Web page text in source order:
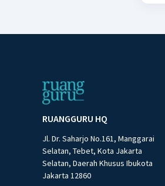
RUANGGURU HQ
Jl. Dr. Saharjo No.161, Manggarai
Selatan, Tebet, Kota Jakarta
Selatan, Daerah Khusus Ibukota
Jakarta 12860